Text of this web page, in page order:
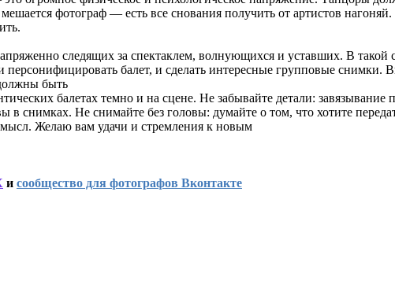
фотограф — есть все снования получить от артистов
следящих за спектаклем, волнующихся и уставших. В
персонифицировать балет, и сделать интересные групповые
быть
балетах темно и на сцене. Не забывайте детали: завязывание
снимках. Не снимайте без головы: думайте о том, что хотите
Желаю вам удачи и стремления к новым
и сообщество для фотографов Вконтакте